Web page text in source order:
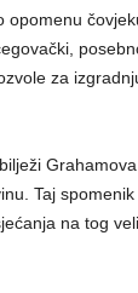
za
Taj
na tog